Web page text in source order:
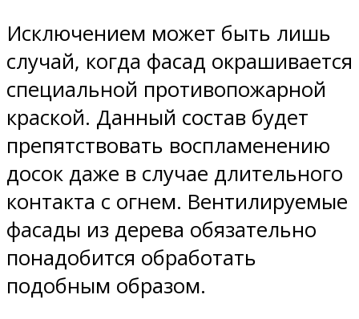
Исключением может быть лишь
случай, когда фасад окрашивается
специальной противопожарной
краской. Данный состав будет
препятствовать воспламенению
досок даже в случае длительного
контакта с огнем. Вентилируемые
фасады из дерева обязательно
понадобится обработать
подобным образом.